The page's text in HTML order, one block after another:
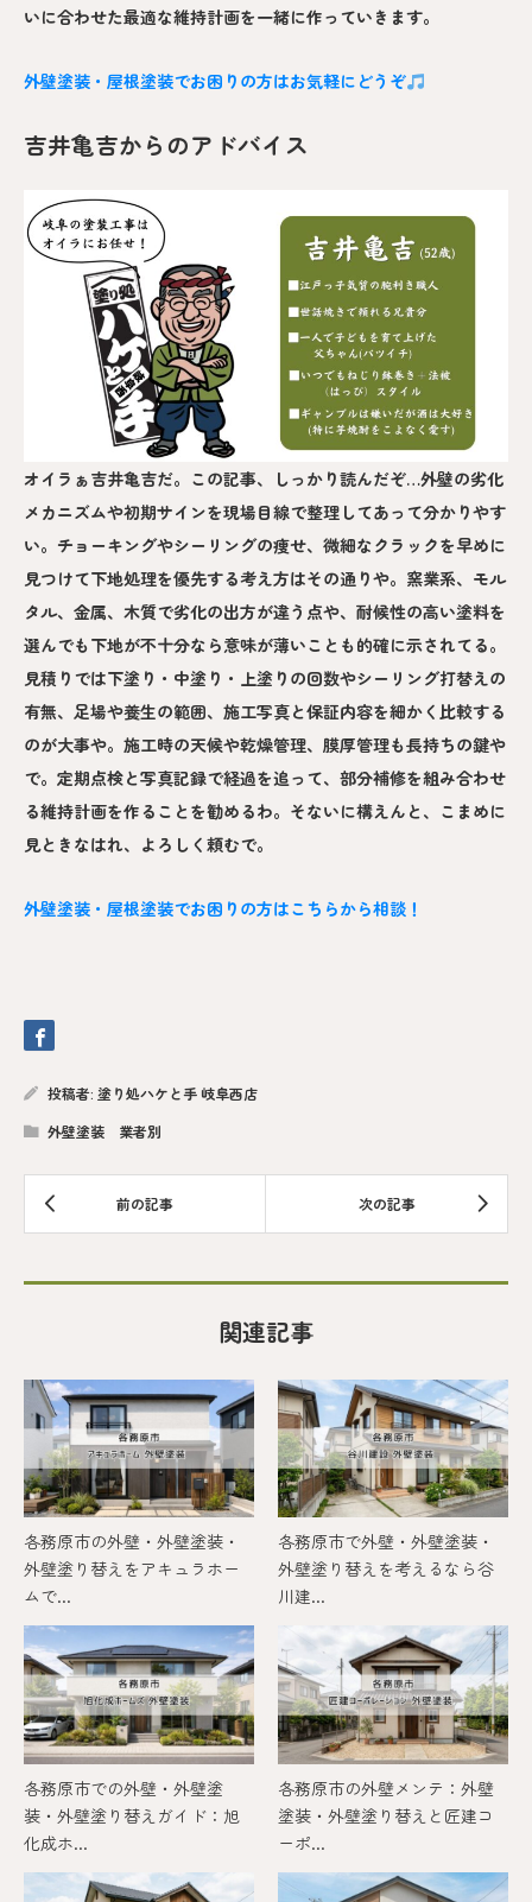
いに合わせた最適な維持計画を一緒に作っていきます。
外壁塗装・屋根塗装でお困りの方はお気軽にどうぞ
吉井亀吉からのアドバイス
オイラぁ吉井亀吉だ。この記事、しっかり読んだぞ…外壁の劣化
メカニズムや初期サインを現場目線で整理してあって分かりやす
い。チョーキングやシーリングの痩せ、微細なクラックを早めに
見つけて下地処理を優先する考え方はその通りや。窯業系、モル
タル、金属、木質で劣化の出方が違う点や、耐候性の高い塗料を
選んでも下地が不十分なら意味が薄いことも的確に示されてる。
見積りでは下塗り・中塗り・上塗りの回数やシーリング打替えの
有無、足場や養生の範囲、施工写真と保証内容を細かく比較する
のが大事や。施工時の天候や乾燥管理、膜厚管理も長持ちの鍵や
で。定期点検と写真記録で経過を追って、部分補修を組み合わせ
る維持計画を作ることを勧めるわ。そないに構えんと、こまめに
見ときなはれ、よろしく頼むで。
外壁塗装・屋根塗装でお困りの方はこちらから相談！
投稿者: 塗り処ハケと手 岐阜西店
外壁塗装 業者別
関連記事
各務原市の外壁・外壁塗装・
外壁塗り替えをアキュラホー
ムで...
各務原市で外壁・外壁塗装・
外壁塗り替えを考えるなら谷
川建...
各務原市での外壁・外壁塗
装・外壁塗り替えガイド：旭
化成ホ...
各務原市の外壁メンテ：外壁
塗装・外壁塗り替えと匠建コ
ーポ...